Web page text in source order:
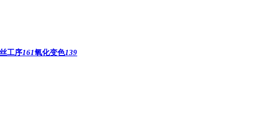
工序161氧化变色139